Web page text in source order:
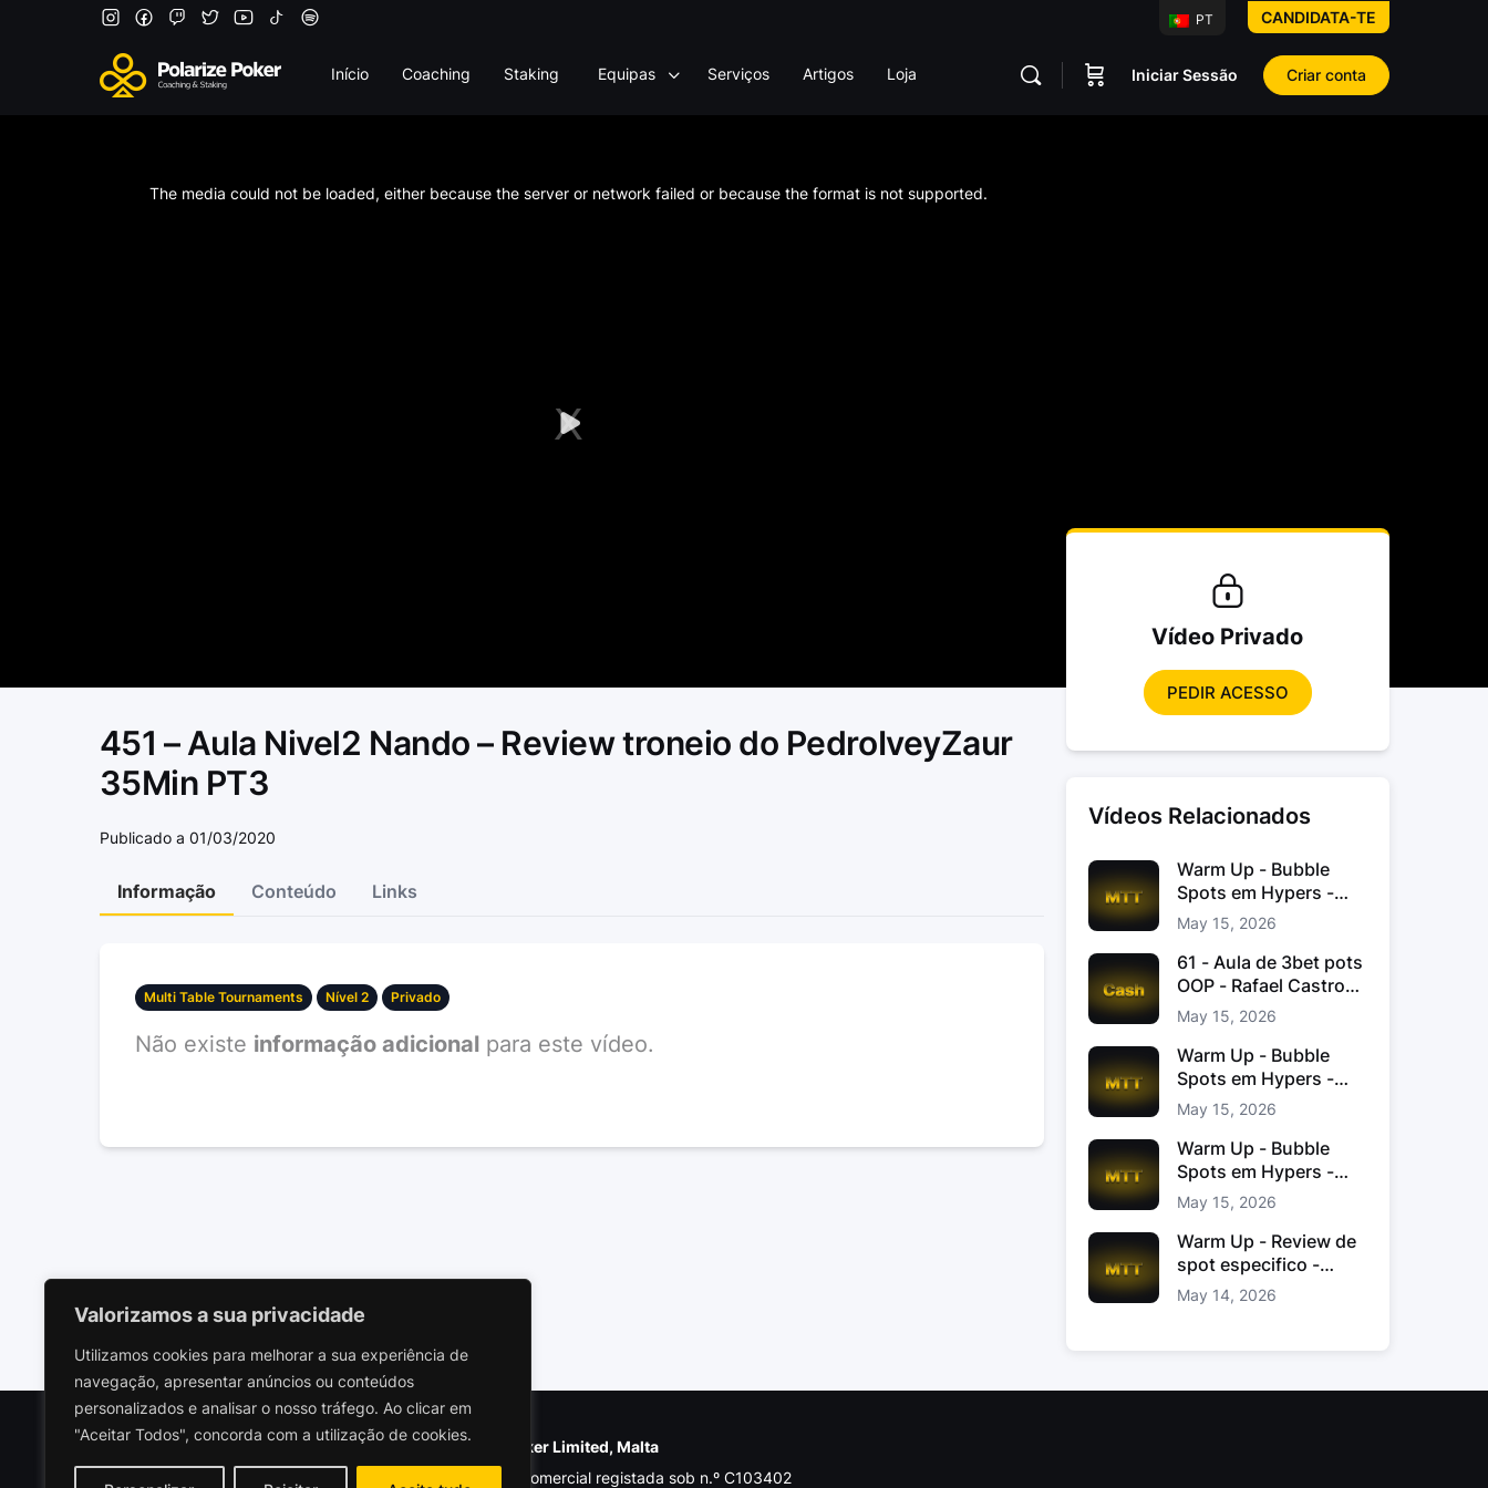
Valorizamos a sua privacidade
Utilizamos cookies para melhorar a sua experiência de
navegação, apresentar anúncios ou conteúdos
personalizados e analisar o nosso tráfego. Ao clicar em
"Aceitar Todos", concorda com a utilização de cookies.
PT CANDIDATA-TE
Início Coaching Staking Equipas Serviços Artigos Loja Iniciar Sessão Criar conta
Play
The media could not be loaded, either because the server or network failed or because the format is not supported.
451 – Aula Nivel2 Nando – Review troneio do PedroIveyZaur
35Min PT3
Publicado a 01/03/2020
Informação Conteúdo Links
Multi Table Tournaments Nível 2 Privado
Não existe informação adicional para este vídeo.
Vídeo Privado
PEDIR ACESSO
Vídeos Relacionados
Warm Up - Bubble
Spots em Hypers -
João “JoaoChef“
Branco
May 15, 2026
61 - Aula de 3bet pots
OOP - Rafael Castro
Jacinto
May 15, 2026
Warm Up - Bubble
Spots em Hypers -
João “JoaoChef“
Branco
May 15, 2026
Warm Up - Bubble
Spots em Hypers -
João JoaoChef
Branco
May 15, 2026
Warm Up - Review de
spot especifico -
xinas85
May 14, 2026
Polarize Poker Limited, Malta
Sociedade comercial registada sob n.º C103402